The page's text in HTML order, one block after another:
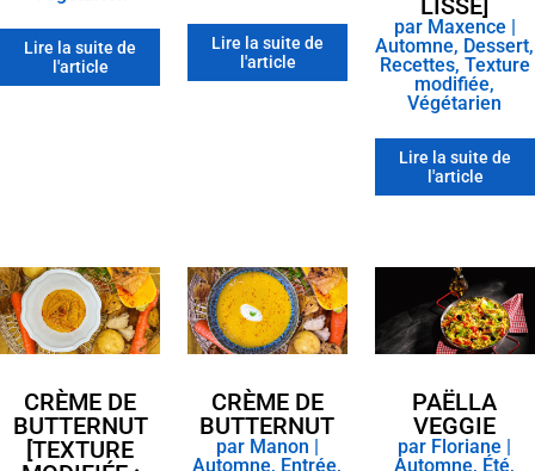
Lire la suite de
l'article
Lire la suite de
l'article
LISSE]
par Maxence
Automne, Dessert,
Recettes, Texture
modifiée,
Végétarien
Lire la suite de
l'article
CRÈME DE
BUTTERNUT
[TEXTURE
CRÈME DE
BUTTERNUT
par Manon |
Automne, Entrée,
PAËLLA
VEGGIE
par Floriane |
Automne, Été,